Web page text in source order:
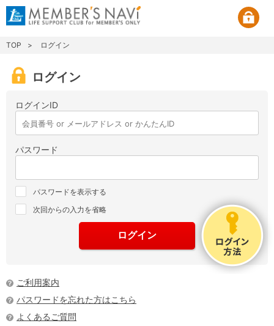
TOP ログイン
ログイン
ログインID
パスワード
パスワードを表示する
次回からの入力を省略
ご利用案内
パスワードを忘れた方はこちら
よくあるご質問